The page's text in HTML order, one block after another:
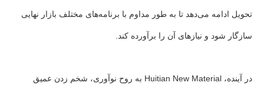
تحویل ادامه می‌دهد تا به طور مداوم با برنامه‌های مختلف بازار نهایی
سازگار شود و نیازهای آن را برآورده کند.
در آینده، Huitian New Material به روح نوآوری، شخم زدن عمیق